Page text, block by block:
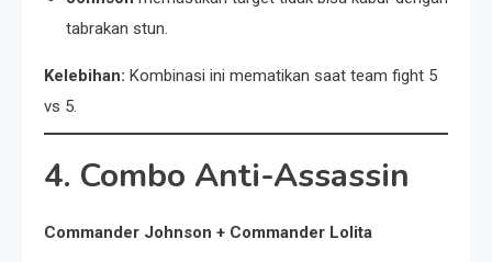
tabrakan stun.
Kelebihan: Kombinasi ini mematikan saat team fight 5
vs 5.
4. Combo Anti-Assassin
Commander Johnson + Commander Lolita